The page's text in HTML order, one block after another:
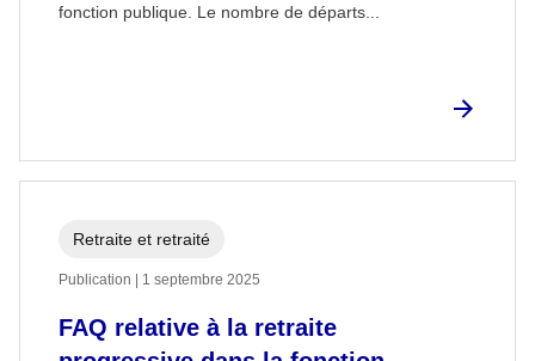
fonction publique. Le nombre de départs...
FAQ relative à la retraite
Retraite et retraité
Publication | 1 septembre 2025